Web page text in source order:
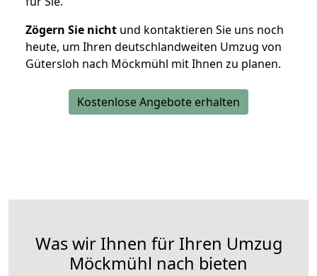
Zögern Sie nicht und kontaktieren Sie uns noch
heute, um Ihren deutschlandweiten Umzug von
Gütersloh nach Möckmühl mit Ihnen zu planen.
Kostenlose Angebote erhalten
Was wir Ihnen für Ihren Umzug
Möckmühl nach bieten